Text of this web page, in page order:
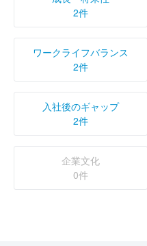
2件
ワークライフバランス
2件
入社後のギャップ
2件
企業文化
0件